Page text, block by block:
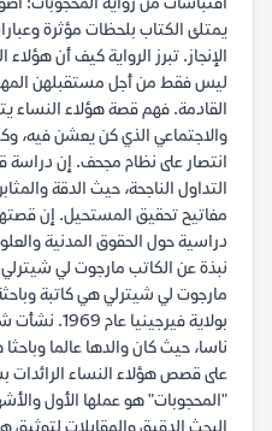
اقتباسات من رواية المحجوبات:
يمتلئ الكتاب بلحظات مؤثرة
الإنجاز. تبرز الرواية كيف أن
ليس فقط من أجل مستقبلهن
القادمة. فهم قصة هؤلاء النساء
والاجتماعي الذي كن يعشن فيه،
انتصار على نظام مجحف. إن
التداول الناجحة، حيث الدقة
مفاتيح تحقيق المستحيل. إن
دراسية حول الحقوق المدنية
نبذة عن الكاتب مارجوت لي شيترلي
مارجوت لي شيترلي هي كاتبة
بولاية
ناسا، حيث كان والدها عالما
على قصص هؤلاء النساء الرائدات
"المحجوبات" هو عملها الأول